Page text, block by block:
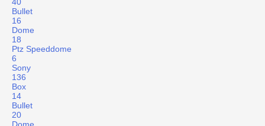
Bullet
16
Dome
18
Ptz Speeddome
6
Sony
136
Box
14
Bullet
20